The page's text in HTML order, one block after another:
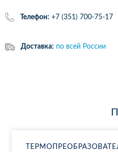
Телефон: +7 (351) 700-75-17
Доставка: по всей России